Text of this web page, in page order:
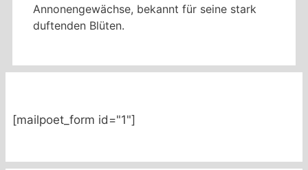
Annonengewächse, bekannt für seine stark
duftenden Blüten.
[mailpoet_form id="1"]